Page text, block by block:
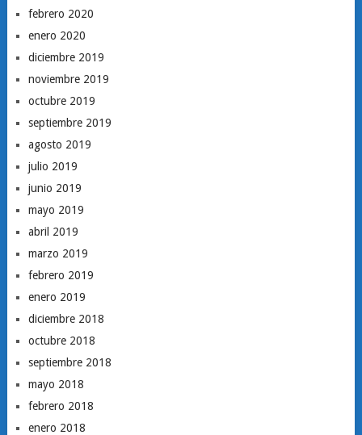
febrero 2020
enero 2020
diciembre 2019
noviembre 2019
octubre 2019
septiembre 2019
agosto 2019
julio 2019
junio 2019
mayo 2019
abril 2019
marzo 2019
febrero 2019
enero 2019
diciembre 2018
octubre 2018
septiembre 2018
mayo 2018
febrero 2018
enero 2018